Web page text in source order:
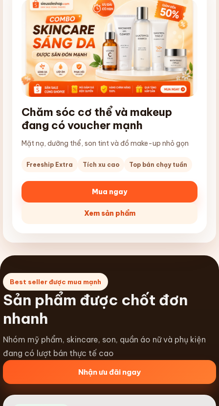
Chăm sóc cơ thể và makeup
đang có voucher mạnh
Mặt nạ, dưỡng thể, son tint và đồ make-up nhỏ gọn
Freeship Extra Tích xu cao Top bán chạy tuần
Mua ngay
Xem sản phẩm
Best seller được mua mạnh
Sản phẩm được chốt đơn
nhanh
Nhóm mỹ phẩm, skincare, son, quần áo nữ và phụ kiện
đang có lượt bán thực tế cao
Nhận ưu đãi ngay